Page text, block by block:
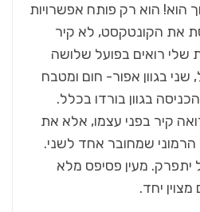
הוא! הוא רק פותח אפשרויות
את הקונטקסט, לא קיר
שלי רואים בפועל שלושה
שני בגוון אפור- חום ומטבח
בגוון בורדו בכלל.
קיר בפני עצמו, אלא את
שמחובר אחד לשני.
מעין פסיפס מלא
יחד.